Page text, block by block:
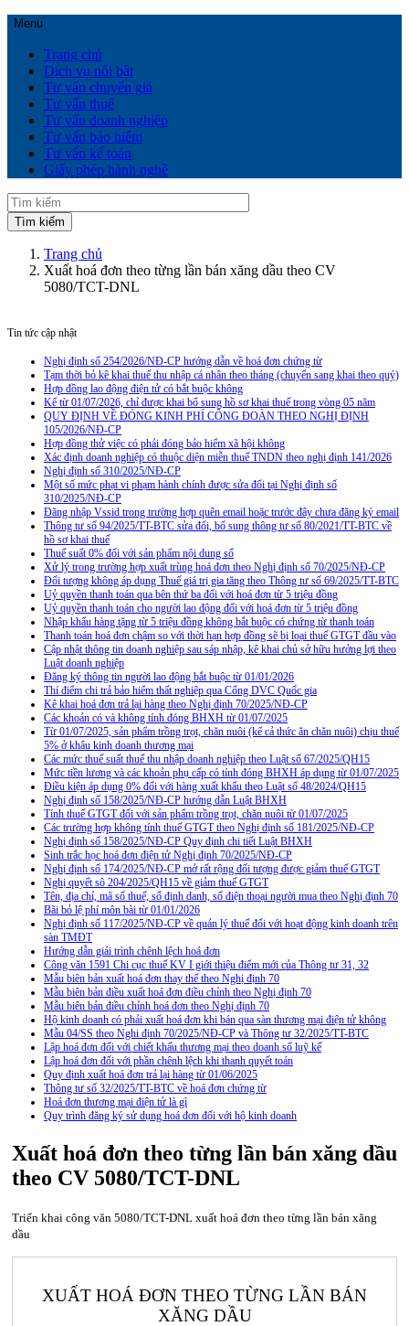
Menu
Trang chủ
Dịch vụ nổi bật
Tư vấn chuyển giá
Tư vấn thuế
Tư vấn doanh nghiệp
Tư vấn bảo hiểm
Tư vấn kế toán
Giấy phép hành nghề
Trang chủ
Xuất hoá đơn theo từng lần bán xăng dầu theo CV
5080/TCT-DNL
Tin tức cập nhật
Nghị định số 254/2026/NĐ-CP hướng dẫn về hoá đơn chứng từ
Tạm thời bỏ kê khai thuế thu nhập cá nhân theo tháng (chuyển sang khai theo quý)
Hợp đồng lao động điện tử có bắt buộc không
Kể từ 01/07/2026, chỉ được khai bổ sung hồ sơ khai thuế trong vòng 05 năm
QUY ĐỊNH VỀ ĐÓNG KINH PHÍ CÔNG ĐOÀN THEO NGHỊ ĐỊNH
105/2026/NĐ-CP
Hợp đồng thử việc có phải đóng bảo hiểm xã hội không
Xác định doanh nghiệp có thuộc diện miễn thuế TNDN theo nghị định 141/2026
Nghị định số 310/2025/NĐ-CP
Một số mức phạt vi phạm hành chính được sửa đổi tại Nghị định số
310/2025/NĐ-CP
Đăng nhập Vssid trong trường hợp quên email hoặc trước đây chưa đăng ký email
Thông tư số 94/2025/TT-BTC sửa đổi, bổ sung thông tư số 80/2021/TT-BTC về
hồ sơ khai thuế
Thuế suất 0% đối với sản phẩm nội dung số
Xử lý trong trường hợp xuất trùng hoá đơn theo Nghị định số 70/2025/NĐ-CP
Đối tượng không áp dụng Thuế giá trị gia tăng theo Thông tư số 69/2025/TT-BTC
Uỷ quyền thanh toán qua bên thứ ba đối với hoá đơn từ 5 triệu đồng
Uỷ quyền thanh toán cho người lao động đối với hoá đơn từ 5 triệu đồng
Nhập khẩu hàng tặng từ 5 triệu đồng không bắt buộc có chứng từ thanh toán
Thanh toán hoá đơn chậm so với thời hạn hợp đồng sẽ bị loại thuế GTGT đầu vào
Cập nhật thông tin doanh nghiệp sau sáp nhập, kê khai chủ sở hữu hưởng lợi theo
Luật doanh nghiệp
Đăng ký thông tin người lao động bắt buộc từ 01/01/2026
Thí điểm chi trả bảo hiểm thất nghiệp qua Cổng DVC Quốc gia
Kê khai hoá đơn trả lại hàng theo Nghị định 70/2025/NĐ-CP
Các khoản có và không tính đóng BHXH từ 01/07/2025
Từ 01/07/2025, sản phẩm trồng trọt, chăn nuôi (kể cả thức ăn chăn nuôi) chịu thuế
5% ở khâu kinh doanh thương mại
Các mức thuế suất thuế thu nhập doanh nghiệp theo Luật số 67/2025/QH15
Mức tiền lương và các khoản phụ cấp có tính đóng BHXH áp dụng từ 01/07/2025
Điều kiện áp dụng 0% đối với hàng xuất khẩu theo Luật số 48/2024/QH15
Nghị định số 158/2025/NĐ-CP hướng dẫn Luật BHXH
Tính thuế GTGT đối với sản phẩm trồng trọt, chăn nuôi từ 01/07/2025
Các trường hợp không tính thuế GTGT theo Nghị định số 181/2025/NĐ-CP
Nghị định số 158/2025/NĐ-CP Quy định chi tiết Luật BHXH
Sinh trắc học hoá đơn điện tử Nghị định 70/2025/NĐ-CP
Nghị định số 174/2025/NĐ-CP mở rất rộng đối tượng được giảm thuế GTGT
Nghị quyết sô 204/2025/QH15 về giảm thuế GTGT
Tên, địa chỉ, mã số thuế, số định danh, số điện thoại người mua theo Nghị định 70
Bãi bỏ lệ phí môn bài từ 01/01/2026
Nghị định số 117/2025/NĐ-CP về quản lý thuế đối với hoạt động kinh doanh trên
sàn TMĐT
Hướng dẫn giải trình chênh lệch hoá đơn
Công văn 1591 Chi cục thuế KV I giới thiệu điểm mới của Thông tư 31, 32
Mẫu biên bản xuất hoá đơn thay thế theo Nghị định 70
Mẫu biên bản điều xuất hoá đơn điều chỉnh theo Nghị định 70
Mẫu biên bản điều chỉnh hoá đơn theo Nghị định 70
Hộ kinh doanh có phải xuất hoá đơn khi bán qua sàn thương mại điện tử không
Mẫu 04/SS theo Nghi định 70/2025/NĐ-CP và Thông tư 32/2025/TT-BTC
Lập hoá đơn đối với chiết khấu thương mại theo doanh số luỹ kế
Lập hoá đơn đối với phần chênh lệch khi thanh quyết toán
Quy định xuất hoá đơn trả lại hàng từ 01/06/2025
Thông tư số 32/2025/TT-BTC về hoá đơn chứng từ
Hoá đơn thương mại điện tử là gì
Quy trình đăng ký sử dụng hoá đơn đối với hộ kinh doanh
Xuất hoá đơn theo từng lần bán xăng dầu
theo CV 5080/TCT-DNL
Triển khai công văn 5080/TCT-DNL xuất hoá đơn theo từng lần bán xăng
dầu
XUẤT HOÁ ĐƠN THEO TỪNG LẦN BÁN
XĂNG DẦU